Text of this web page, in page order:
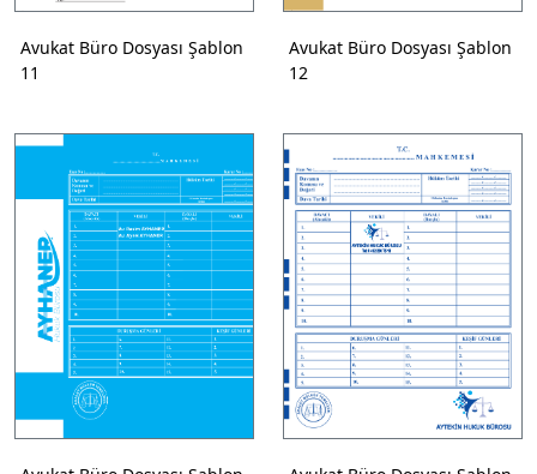
Avukat Büro Dosyası Şablon
11
Avukat Büro Dosyası Şablon
12